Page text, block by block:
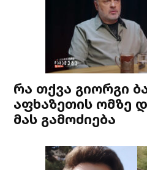
რა თქვა გიორგი
აფხაზეთის ომზე
მას გამოძიება